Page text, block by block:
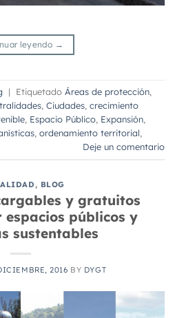
leyendo →
| Etiquetado Áreas de protección
Ciudades crecimiento
Espacio Público Expansión
ordenamiento territorial
Deje un comentario
, BLOG
y gratuitos
públicos y
sustentables
2016 BY DYGT